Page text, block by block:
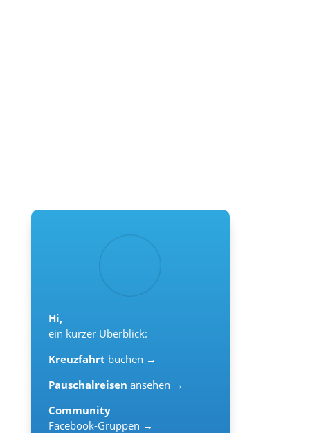
Hi,
ein kurzer Überblick:
Kreuzfahrt buchen →
Pauschalreisen ansehen →
Community
Facebook-Gruppen →